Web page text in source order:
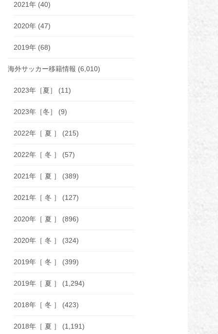
2021年 (40)
2020年 (47)
2019年 (68)
海外サッカー移籍情報 (6,010)
2023年［夏］ (11)
2023年［冬］ (9)
2022年［ 夏 ］ (215)
2022年［ 冬 ］ (57)
2021年［ 夏 ］ (389)
2021年［ 冬 ］ (127)
2020年［ 夏 ］ (896)
2020年［ 冬 ］ (324)
2019年［ 冬 ］ (399)
2019年［ 夏 ］ (1,294)
2018年［ 冬 ］ (423)
2018年［ 夏 ］ (1,191)